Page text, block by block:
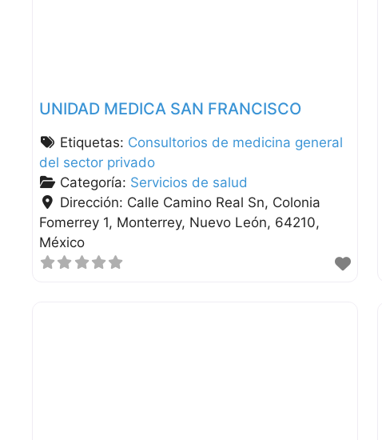
UNIDAD MEDICA SAN FRANCISCO
Etiquetas: Consultorios de medicina general
del sector privado
Categoría: Servicios de salud
Dirección: Calle Camino Real Sn, Colonia
Fomerrey 1 Monterrey Nuevo León 64210
México